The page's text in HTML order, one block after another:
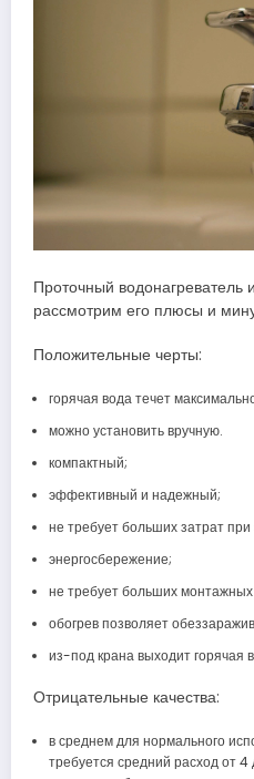
Проточный водонагреватель
рассмотрим его плюсы и
Положительные черты:
горячая вода течет
можно установить вручную.
компактный;
эффективный и надежный;
не требует больших затрат при
энергосбережение;
не требует больших
обогрев позволяет
из-под крана выходит горячая
Отрицательные качества:
в среднем для нормального
требуется средний расход от